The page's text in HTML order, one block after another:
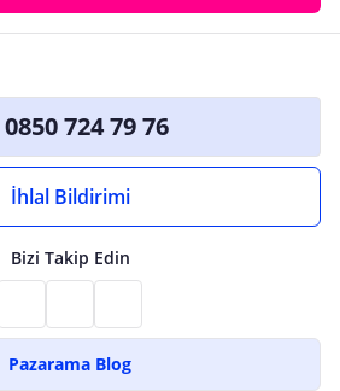
0850 724 79 76
İhlal Bildirimi
Bizi Takip Edin
Pazarama Blog